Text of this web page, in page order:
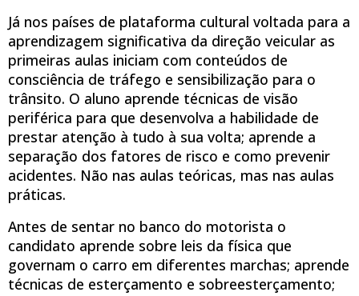
Já nos países de plataforma cultural voltada para a
aprendizagem significativa da direção veicular as
primeiras aulas iniciam com conteúdos de
consciência de tráfego e sensibilização para o
trânsito. O aluno aprende técnicas de visão
periférica para que desenvolva a habilidade de
prestar atenção à tudo à sua volta; aprende a
separação dos fatores de risco e como prevenir
acidentes. Não nas aulas teóricas, mas nas aulas
práticas.
Antes de sentar no banco do motorista o
candidato aprende sobre leis da física que
governam o carro em diferentes marchas; aprende
técnicas de esterçamento e sobreesterçamento;